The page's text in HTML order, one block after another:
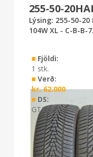
Lýsing: 255-50-
104W XL - C-B-
■Fjöldi:
1 stk.
■Verð:
kr.62.000
■DS:
GT2 0726
255-50-